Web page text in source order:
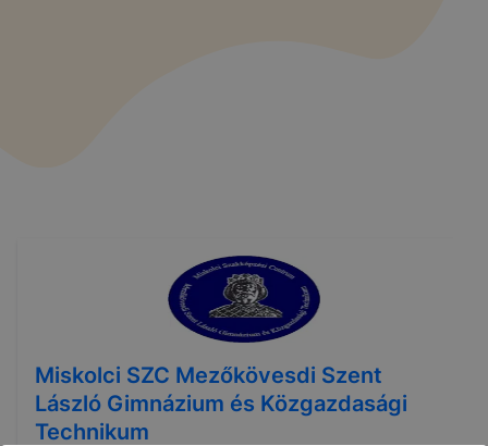
Miskolci SZC Mezőkövesdi Szent
László Gimnázium és Közgazdasági
Technikum